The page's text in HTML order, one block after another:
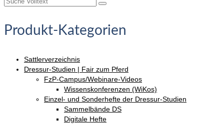
auf
gewählt
werden
Produkt-Kategorien
Sattlerverzeichnis
Dressur-Studien | Fair zum Pferd
FzP-Campus/Webinare-Videos
Wissenskonferenzen (WiKos)
Einzel- und Sonderhefte der Dressur-Studien
Sammelbände DS
Digitale Hefte